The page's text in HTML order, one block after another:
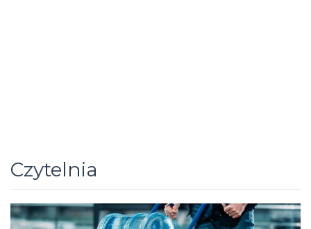
Czytelnia